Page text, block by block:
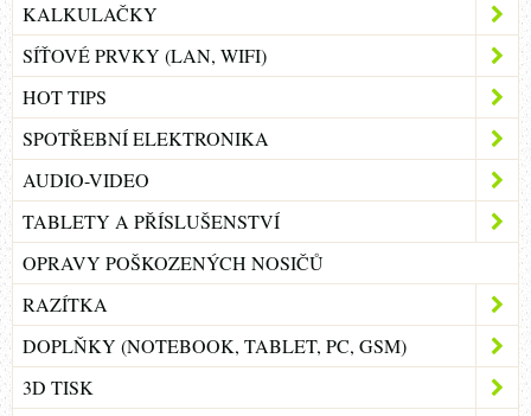
KALKULAČKY
SÍŤOVÉ PRVKY (LAN, WIFI)
HOT TIPS
SPOTŘEBNÍ ELEKTRONIKA
AUDIO-VIDEO
TABLETY A PŘÍSLUŠENSTVÍ
OPRAVY POŠKOZENÝCH NOSIČŮ
RAZÍTKA
DOPLŇKY (NOTEBOOK, TABLET, PC, GSM)
3D TISK